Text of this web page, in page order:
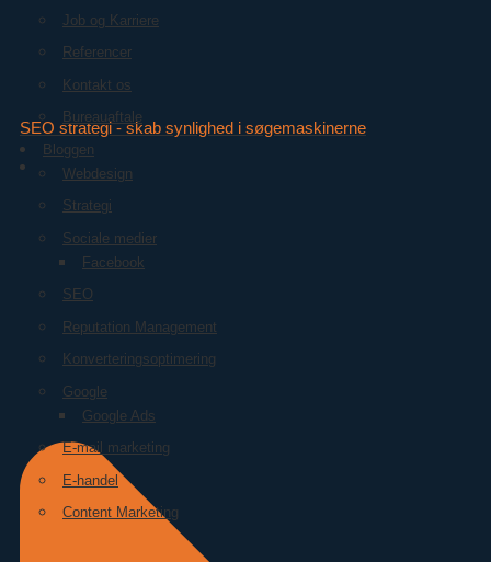
Job og Karriere
Referencer
Kontakt os
Bureauaftale
Bloggen
Webdesign
Strategi
Sociale medier
Facebook
SEO
Reputation Management
Konverteringsoptimering
Google
Google Ads
E-mail marketing
E-handel
Content Marketing
SEO strategi - skab synlighed i søgemaskinerne